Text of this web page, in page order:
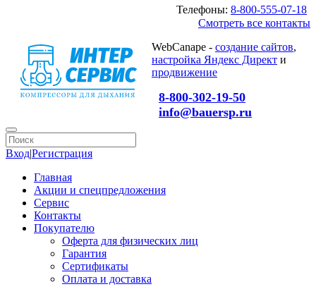
Телефоны: 8-800-555-07-18
Смотреть все контакты
WebCanape - создание сайтов,
настройка Яндекс Директ и
продвижение
8-800-302-19-50
info@bauersp.ru
Вход|Регистрация
Главная
Акции и спецпредложения
Сервис
Контакты
Покупателю
Оферта для физических лиц
Гарантия
Сертификаты
Оплата и доставка